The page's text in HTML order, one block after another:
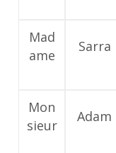
Mad
ame
Sarra
Mon
sieur
Adam